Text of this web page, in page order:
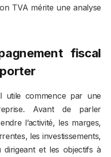
TVA mérite une analyse
fiscal
utile commence par une
Avant de parler
l’activité, les marges,
les investissements,
et les objectifs à